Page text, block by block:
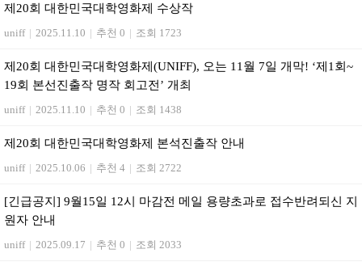
제20회 대한민국대학영화제 수상작
uniff | 2025.11.10 | 추천 0 | 조회 1723
제20회 대한민국대학영화제(UNIFF), 오는 11월 7일 개막! ‘제1회~
19회 본선진출작 명작 회고전’ 개최
uniff | 2025.11.10 | 추천 0 | 조회 1438
제20회 대한민국대학영화제 본석진출작 안내
uniff | 2025.10.06 | 추천 4 | 조회 2722
[긴급공지] 9월15일 12시 마감전 메일 용량초과로 접수반려되신 지
원자 안내
uniff | 2025.09.17 | 추천 0 | 조회 2033